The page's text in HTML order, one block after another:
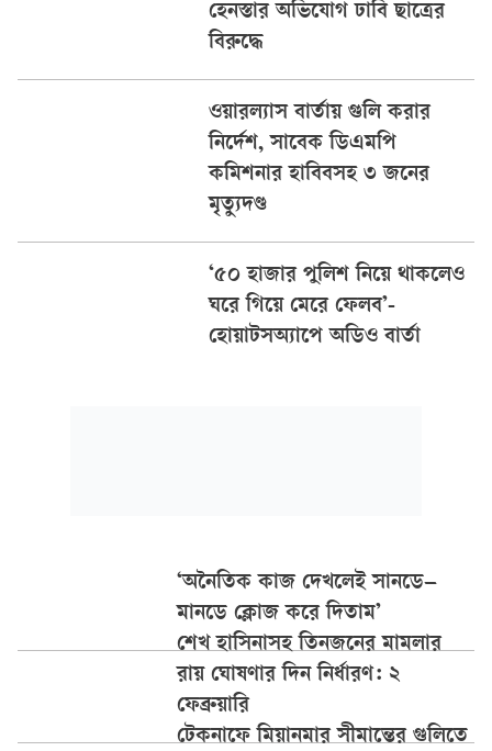
হেনস্তার অভিযোগ ঢাবি ছাত্রের
বিরুদ্ধে
ওয়ারল্যাস বার্তায় গুলি করার
নির্দেশ, সাবেক ডিএমপি
কমিশনার হাবিবসহ ৩ জনের
মৃত্যুদণ্ড
‘৫০ হাজার পুলিশ নিয়ে থাকলেও
ঘরে গিয়ে মেরে ফেলব’-
হোয়াটসঅ্যাপে অডিও বার্তা
‘অনৈতিক কাজ দেখলেই সানডে–
মানডে ক্লোজ করে দিতাম’
শেখ হাসিনাসহ তিনজনের মামলার
রায় ঘোষণার দিন নির্ধারণ: ২
ফেব্রুয়ারি
টেকনাফে মিয়ানমার সীমান্তের গুলিতে